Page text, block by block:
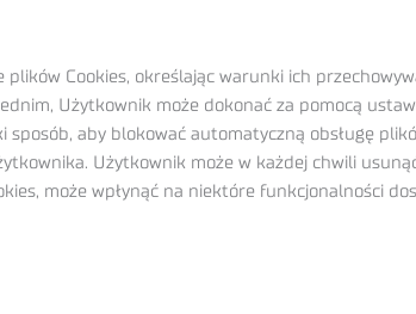
Cookies, określając warunki ich
Użytkownik może dokonać za pomocą
aby blokować automatyczną obsługę
Użytkownik może w każdej chwili
może wpłynąć na niektóre funkcjonalności